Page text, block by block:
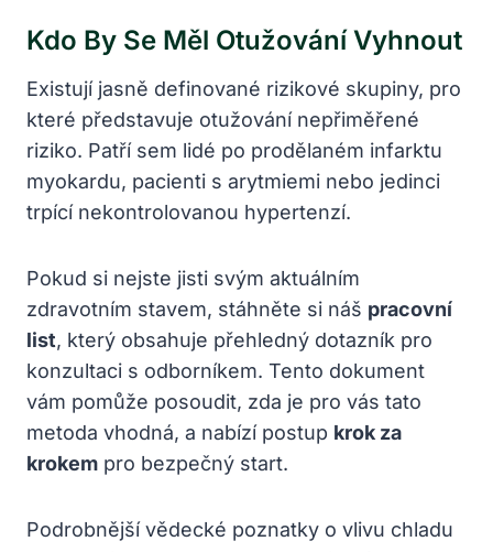
Kdo By Se Měl Otužování Vyhnout
Existují jasně definované rizikové skupiny, pro
které představuje otužování nepřiměřené
riziko. Patří sem lidé po prodělaném infarktu
myokardu, pacienti s arytmiemi nebo jedinci
trpící nekontrolovanou hypertenzí.
Pokud si nejste jisti svým aktuálním
zdravotním stavem, stáhněte si náš pracovní
list, který obsahuje přehledný dotazník pro
konzultaci s odborníkem. Tento dokument
vám pomůže posoudit, zda je pro vás tato
metoda vhodná, a nabízí postup krok za
krokem pro bezpečný start.
Podrobnější vědecké poznatky o vlivu chladu